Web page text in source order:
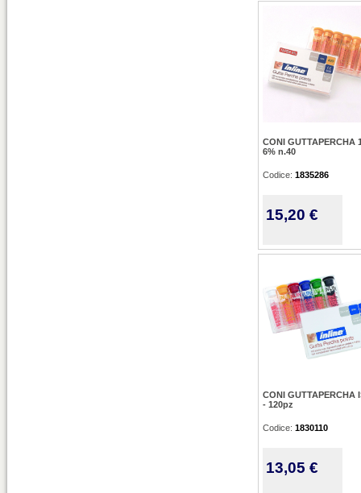
CONI GUTTAPERCHA
6% n.40
Codice: 1835286
15,20 €
CONI GUTTAPERCHA
- 120pz
Codice: 1830110
13,05 €